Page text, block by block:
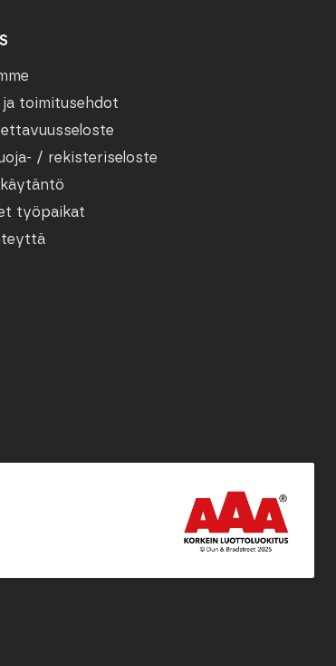
ja toimitusehdot
/ rekisteriseloste
työpaikat